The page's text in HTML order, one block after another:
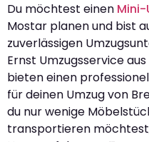
Du möchtest einen Mini-
Mostar planen und bist
zuverlässigen
Ernst Umzugsservice
bieten einen
für deinen Umzug von
du nur wenige
transportieren